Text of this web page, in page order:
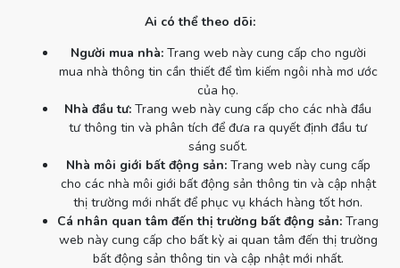
Ai có thể theo dõi:
Người mua nhà:Trang web này cung cấp cho người
mua nhà thông tin cần thiết để tìm kiếm ngôi nhà mơ ước
của họ.
Nhà đầu tư: Trang web này cung cấp cho các nhà đầu
tư thông tin và phân tích để đưa ra quyết định đầu tư
sáng suốt.
Nhà môi giới bất động sản:Trang web này cung cấp
cho các nhà môi giới bất động sản thông tin và cập nhật
thị trường mới nhất để phục vụ khách hàng tốt hơn.
Cá nhân quan tâm đến thị trường bất động sản: Trang
web này cung cấp cho bất kỳ ai quan tâm đến thị trường
bất động sản thông tin và cập nhật mới nhất.